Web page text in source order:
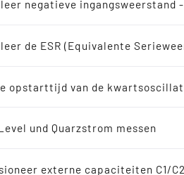
negatieve ingangsweerstand
de ESR (Equivalente
opstarttijd van de
und Quarzstrom messen
externe capaciteiten C1/